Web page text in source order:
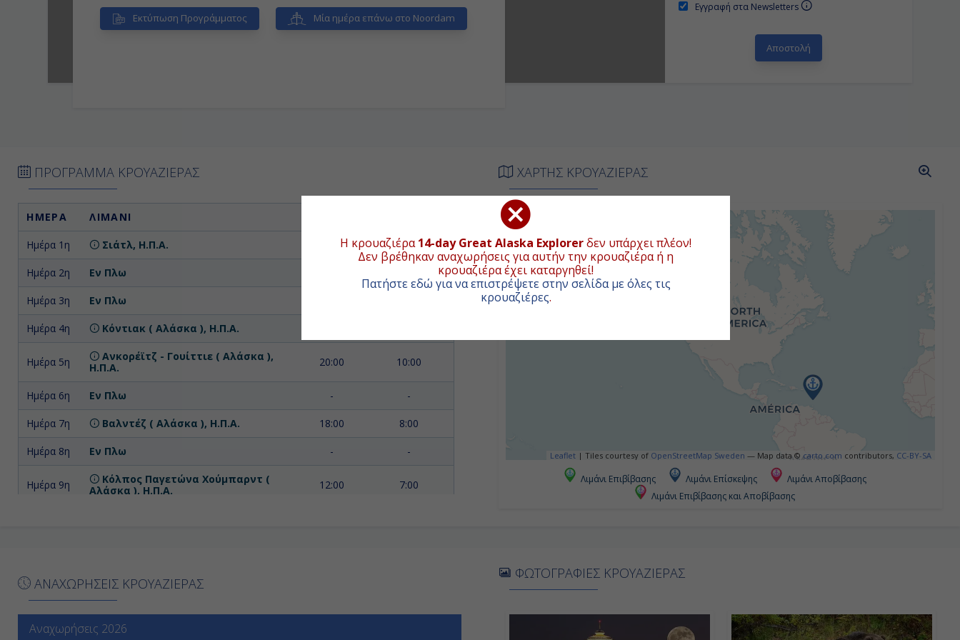
Η κρουαζιέρα14-day Great Alaska Explorerδεν υπάρχει πλέον!
Δεν βρέθηκαν αναχωρήσεις για αυτήν την κρουαζιέρα ή η
κρουαζιέρα έχει καταργηθεί!
Πατήστε εδώ για να επιστρέψετε στην σελίδα με όλες τις
κρουαζιέρες.
Εκτύπωση Προγράμματος Μία ημέρα επάνω στο Noordam
Εγγραφή στα Newsletters
ΠΡΟΓΡΑΜΜΑ ΚΡΟΥΑΖΙΕΡΑΣ
ΗΜΕΡΑ ΛΙΜΑΝΙ
Ημέρα 1η Σιάτλ, Η.Π.Α. Επιβίβαση -
Ημέρα 2η Εν Πλω
Ημέρα 3η Εν Πλω
Ημέρα 4η Κόντιακ ( Αλάσκα ), Η.Π.Α.
Ημέρα 5η
Ανκορέϊτζ - Γουίττιε ( Αλάσκα ),
Η.Π.Α.
20:00 10:00
Ημέρα 6η Εν Πλω - -
Ημέρα 7η Βαλντέζ ( Αλάσκα ), Η.Π.Α. 18:00 8:00
Ημέρα 8η Εν Πλω - -
Ημέρα 9η
Κόλπος Παγετώνα Χούμπαρντ (
Αλάσκα ), Η.Π.Α.
12:00 7:00
Ημέρα
Πρινς Ρούπερτ (Bρεττανική
Ημέρα Εσωτερικό Πέρασμα ( Αλάσκα ),
ΧΑΡΤΗΣ ΚΡΟΥΑΖΙΕΡΑΣ
+
−
Leaflet | Tiles courtesy of OpenStreetMap Sweden — Map data © carto.com contributors, CC-BY-SA
Λιμάνι Επιβίβασης Λιμάνι Επίσκεψης
Λιμάνι Αποβίβασης
Λιμάνι Επιβίβασης και Αποβίβασης
ΑΝΑΧΩΡΗΣΕΙΣ ΚΡΟΥΑΖΙΕΡΑΣ
Αναχωρήσεις 2026
ΦΩΤΟΓΡΑΦΙΕΣ ΚΡΟΥΑΖΙΕΡΑΣ